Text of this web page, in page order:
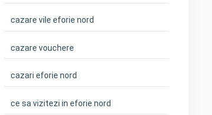
cazare vile eforie nord
cazare vouchere
cazari eforie nord
ce sa vizitezi in eforie nord